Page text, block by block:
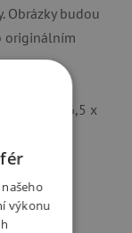
Obrázky budou
originálním
dílky (6,5 x
výkonu